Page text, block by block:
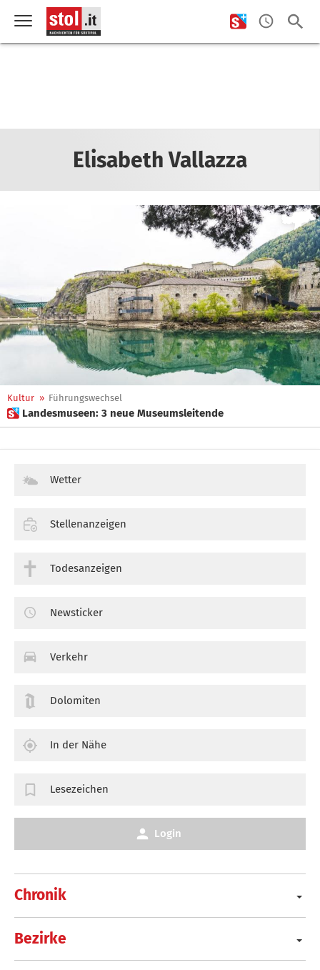
Elisabeth Vallazza
Kultur » Führungswechsel
 Landesmuseen: 3 neue Museumsleitende
Chronik
Bezirke
Wetter
Stellenanzeigen
Todesanzeigen
Newsticker
Verkehr
Dolomiten
In der Nähe
Lesezeichen
Login